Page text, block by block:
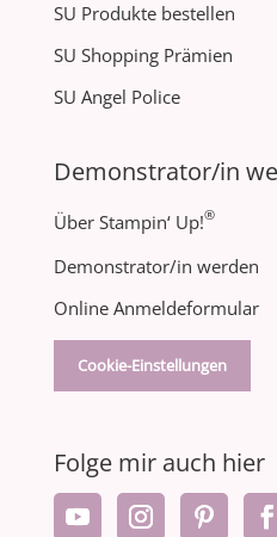
SU Produkte bestellen
SU Shopping Prämien
SU Angel Police
Demonstrator/in
Über Stampin‘ Up!®
Demonstrator/in werden
Online Anmeldeformular
Cookie-Einstellungen
Folge mir auch hier